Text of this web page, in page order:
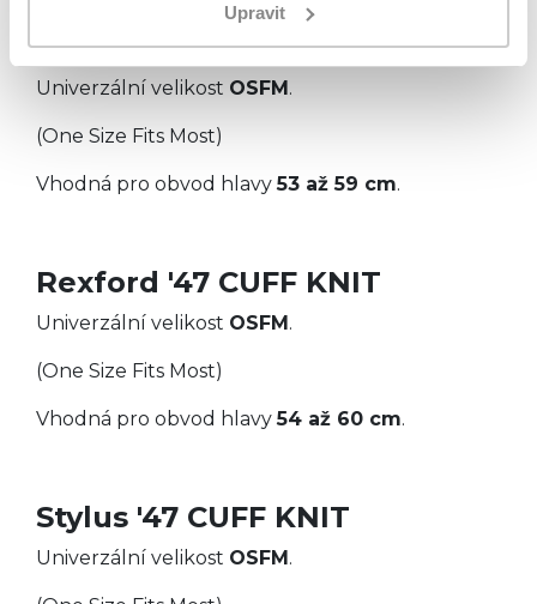
Upravit
Randle '47 CUFF KNIT
Univerzální velikost OSFM.
(One Size Fits Most)
Vhodná pro obvod hlavy53 až 59 cm.
Rexford '47 CUFF KNIT
Univerzální velikost OSFM.
(One Size Fits Most)
Vhodná pro obvod hlavy54 až 60 cm.
Stylus '47 CUFF KNIT
Univerzální velikost OSFM.